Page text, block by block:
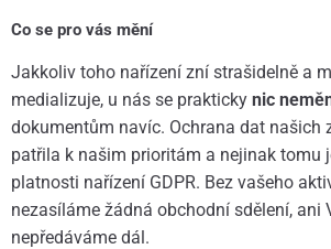
Co se pro vás mění
Jakkoliv toho nařízení zní strašidelně a
medializuje, u nás se prakticky nic
dokumentům navíc. Ochrana dat našich
patřila k našim prioritám a nejinak tomu
platnosti nařízení GDPR. Bez vašeho
nezasíláme žádná obchodní sdělení, ani
nepředáváme dál.